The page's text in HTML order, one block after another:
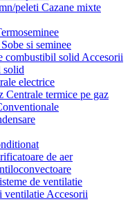
Cazane mixte
Sobe si seminee
Accesorii
solid
electrice
Centrale termice pe gaz
de aer
de ventilatie
Accesorii